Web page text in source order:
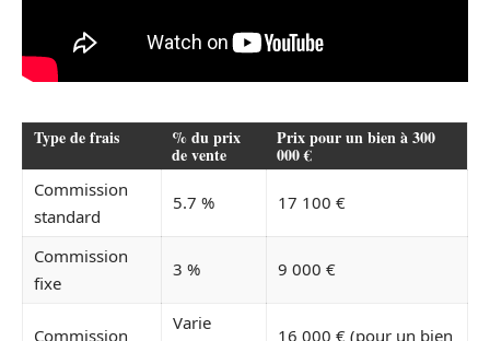
Type de frais % du prix
de vente
Prix pour un bien à 300
000 €
Commission
standard
5.7 % 17 100 €
Commission
fixe
3 % 9 000 €
Commission
Varie
16 000 € (pour un bien